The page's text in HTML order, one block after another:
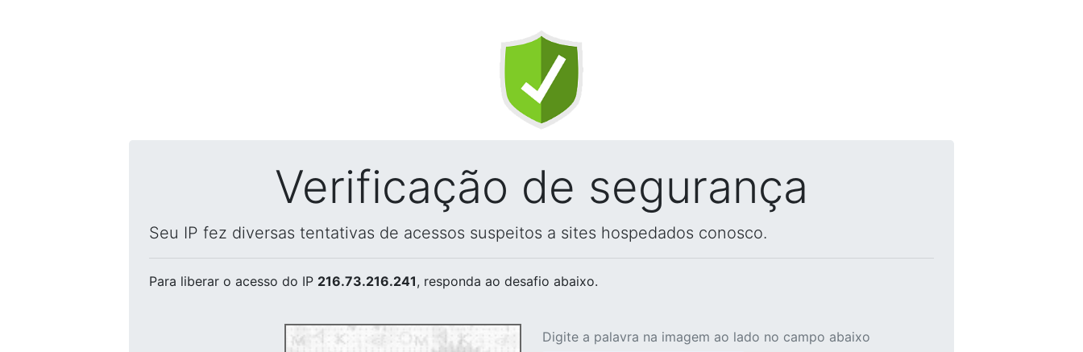
Verificação de segurança
Seu IP fez diversas tentativas de acessos suspeitos a sites hospedados conosco.
Para liberar o acesso do IP 216.73.216.241, responda ao desafio abaixo.
Digite a palavra na imagem ao lado no campo abaixo